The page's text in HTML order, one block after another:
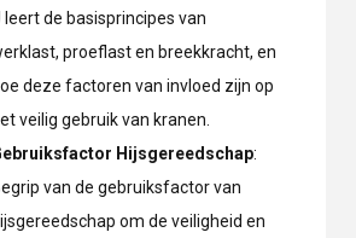
leert de basisprincipes van
proeflast en breekkracht, en
deze factoren van invloed zijn op
veilig gebruik van kranen.
Hijsgereedschap:
van de gebruiksfactor van
om de veiligheid en